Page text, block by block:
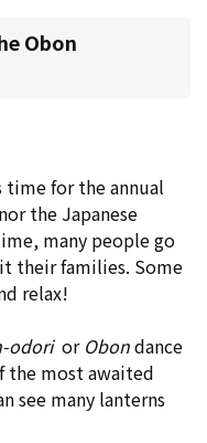
Obon
time for the annual
the Japanese
many people go
their families. Some
relax!
odori or Obondance
the most awaited
see many lanterns